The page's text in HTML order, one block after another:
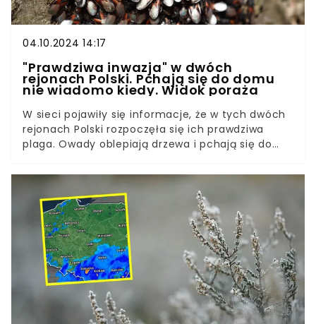
04.10.2024 14:17
"Prawdziwa inwazja" w dwóch
rejonach Polski. Pchają się do domu
nie wiadomo kiedy. Widok poraża
W sieci pojawiły się informacje, że w tych dwóch
rejonach Polski rozpoczęła się ich prawdziwa
plaga. Owady oblepiają drzewa i pchają się do
opanowane przez nie powierzchnie. Ten widok